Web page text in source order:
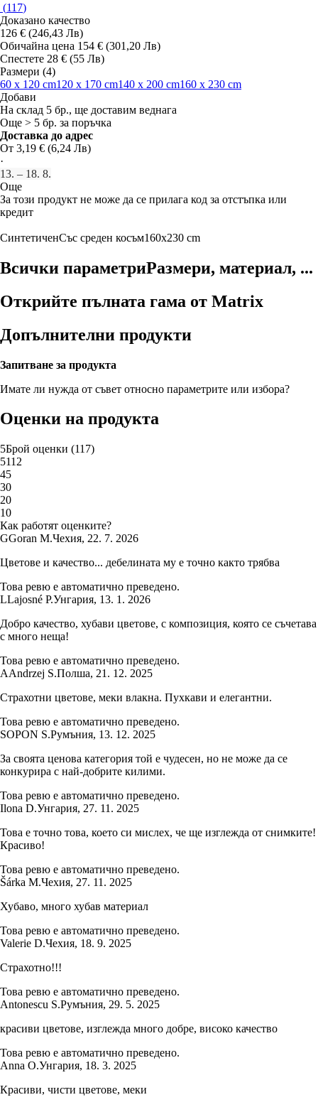
(117)
Доказано качество
126 € (246,43 Лв)
Обичайна цена 154 € (301,20 Лв)
Спестете 28 € (55 Лв)
Размери (4)
60 x 120 cm120 x 170 cm140 x 200 cm160 x 230 cm
Добави
На склад 5 бр., ще доставим веднага
Още > 5 бр. за поръчка
Доставка до адрес
От 3,19 € (6,24 Лв)
·
13. – 18. 8.
Още
За този продукт не може да се прилага код за отстъпка или
кредит
СинтетиченСъс среден косъм160x230 cm
Всички параметриРазмери, материал, ...
Открийте пълната гама от Matrix
Допълнителни продукти
Запитване за продукта
Имате ли нужда от съвет относно параметрите или избора?
Оценки на продукта
5Брой оценки (117)
5112
45
30
20
10
Как работят оценките?
GGoran M.Чехия, 22. 7. 2026
Цветове и качество... дебелината му е точно както трябва
Това ревю е автоматично преведено.
LLajosné P.Унгария, 13. 1. 2026
Добро качество, хубави цветове, с композиция, която се съчетава
с много неща!
Това ревю е автоматично преведено.
AAndrzej S.Полша, 21. 12. 2025
Страхотни цветове, меки влакна. Пухкави и елегантни.
Това ревю е автоматично преведено.
SOPON S.Румъния, 13. 12. 2025
За своята ценова категория той е чудесен, но не може да се
конкурира с най-добрите килими.
Това ревю е автоматично преведено.
Ilona D.Унгария, 27. 11. 2025
Това е точно това, което си мислех, че ще изглежда от снимките!
Красиво!
Това ревю е автоматично преведено.
Šárka M.Чехия, 27. 11. 2025
Хубаво, много хубав материал
Това ревю е автоматично преведено.
Valerie D.Чехия, 18. 9. 2025
Страхотно!!!
Това ревю е автоматично преведено.
Antonescu S.Румъния, 29. 5. 2025
красиви цветове, изглежда много добре, високо качество
Това ревю е автоматично преведено.
Anna O.Унгария, 18. 3. 2025
Красиви, чисти цветове, меки